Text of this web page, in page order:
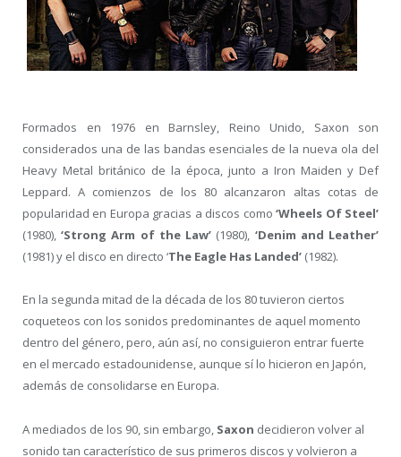
Formados en 1976 en Barnsley, Reino Unido, Saxon son
considerados una de las bandas esenciales de la nueva ola del
Heavy Metal británico de la época, junto a Iron Maiden y Def
Leppard. A comienzos de los 80 alcanzaron altas cotas de
popularidad en Europa gracias a discos como‘Wheels Of Steel’
(1980),‘Strong Arm of the Law’ (1980), ‘Denim and Leather’
(1981) y el disco en directo ‘The Eagle Has Landed’ (1982).
En la segunda mitad de la década de los 80 tuvieron ciertos
coqueteos con los sonidos predominantes de aquel momento
dentro del género, pero, aún así, no consiguieron entrar fuerte
en el mercado estadounidense, aunque sí lo hicieron en Japón,
además de consolidarse en Europa.
A mediados de los 90, sin embargo, Saxon decidieron volver al
sonido tan característico de sus primeros discos y volvieron a